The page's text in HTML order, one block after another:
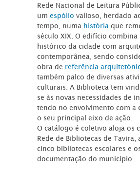
Rede Nacional de Leitura
umespóliovalioso, herdado
tempo, numa história que
século XIX. O edifício
histórico da cidade com
contemporânea, sendo
obra de referência
também palco de diversas
culturais. A Biblioteca tem
se às novas necessidades de
tendo no envolvimento com a
o seu principal eixo de ação.
O catálogo é coletivo aloja os
Rede de Bibliotecas de Tavira,
cinco bibliotecas escolares e
documentação do município.